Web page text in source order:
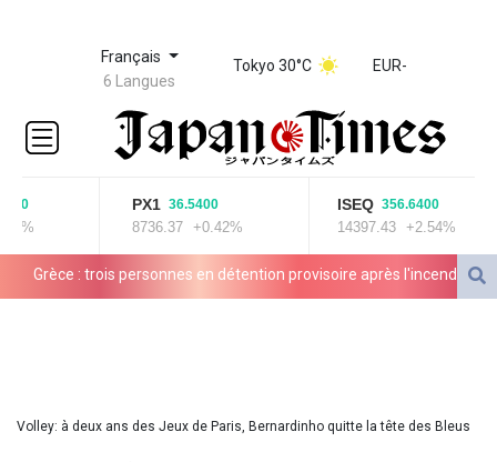
Français
6 Langues
Tokyo 30°C EUR-
PX1 36.5400
8736.37 +0.42%
ISEQ 356.6400
14397.43 +2.54%
Grèce : trois personnes en détention provisoire après l'incendie à
"Retour en force" progressif de la chaleur dans les prochains jours
Volley: à deux ans des Jeux de Paris, Bernardinho quitte la tête des Bleus